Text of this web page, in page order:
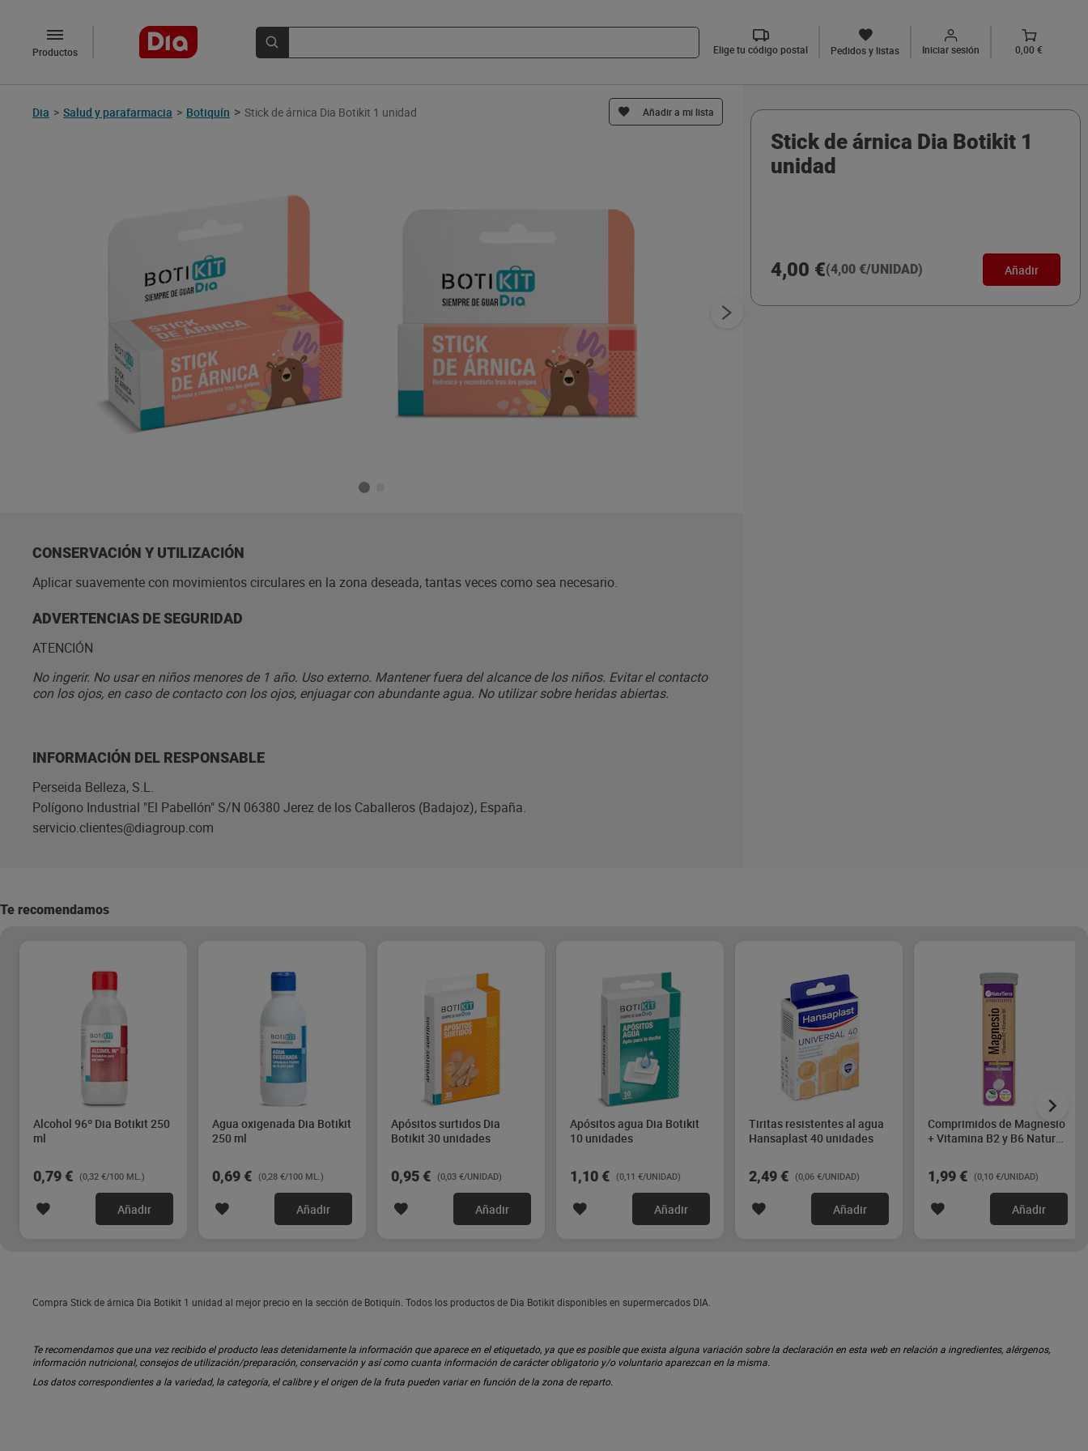
Productos Elige tu código postal Pedidos y listas Iniciar sesión 0,00 €
Dia > Salud y parafarmacia > Botiquín > Stick de árnica Dia Botikit 1 unidad Añadir a mi lista
CONSERVACIÓN Y UTILIZACIÓN
Aplicar suavemente con movimientos circulares en la zona deseada, tantas veces como sea necesario.
ADVERTENCIAS DE SEGURIDAD
ATENCIÓN
No ingerir. No usar en niños menores de 1 año. Uso externo. Mantener fuera del alcance de los niños. Evitar el contacto
con los ojos, en caso de contacto con los ojos, enjuagar con abundante agua. No utilizar sobre heridas abiertas.
INFORMACIÓN DEL RESPONSABLE
Perseida Belleza, S.L.
Polígono Industrial "El Pabellón" S/N 06380 Jerez de los Caballeros (Badajoz), España.
servicio.clientes@diagroup.com
Stick de árnica Dia Botikit 1
unidad
4,00 €(4,00 €/UNIDAD) Añadir
Te recomendamos
Alcohol 96º Dia Botikit 250
ml
0,79 € (0,32 €/100 ML.)
Añadir
Agua oxigenada Dia Botikit
250 ml
0,69 € (0,28 €/100 ML.)
Añadir
Apósitos surtidos Dia
Botikit 30 unidades
0,95 € (0,03 €/UNIDAD)
Añadir
Apósitos agua Dia Botikit
10 unidades
1,10 € (0,11 €/UNIDAD)
Añadir
Tiritas resistentes al agua
Hansaplast 40 unidades
2,49 € (0,06 €/UNIDAD)
Añadir
Comprimidos de Magnesio
+ Vitamina B2 y B6 Natur
1,99 € (0,10 €/UNIDAD)
Añadir
Compra Stick de árnica Dia Botikit 1 unidad al mejor precio en la sección de Botiquín. Todos los productos de Dia Botikit disponibles en supermercados DIA.
Te recomendamos que una vez recibido el producto leas detenidamente la información que aparece en el etiquetado, ya que es posible que exista alguna variación sobre la declaración en esta web en relación a ingredientes, alérgenos,
información nutricional, consejos de utilización/preparación, conservación y así como cuanta información de carácter obligatorio y/o voluntario aparezcan en la misma.
Los datos correspondientes a la variedad, la categoría, el calibre y el origen de la fruta pueden variar en función de la zona de reparto.